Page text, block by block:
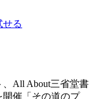
せる
All About三省堂書
開催「その道のプ